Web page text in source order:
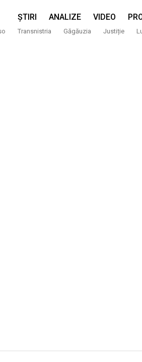
ȘTIRI ANALIZE VIDEO
Transnistria Găgăuzia Justiție